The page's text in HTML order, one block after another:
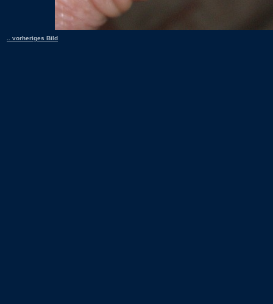
.. vorheriges Bild